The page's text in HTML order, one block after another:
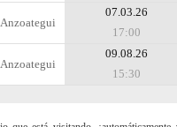
07.03.26
17:00
09.08.26
15:30